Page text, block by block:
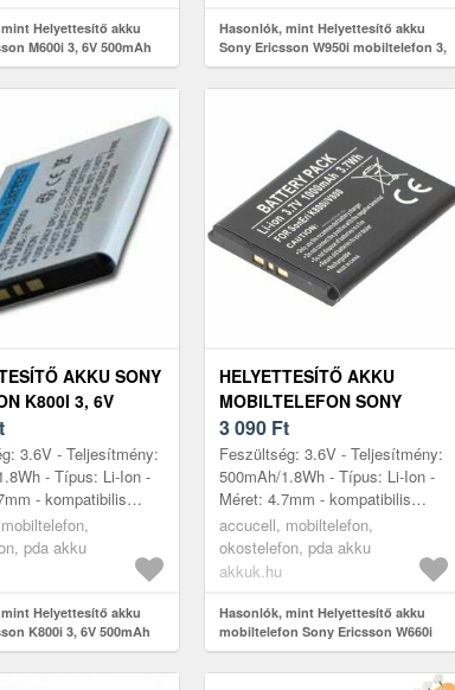
Helyettesítő akku
M600i 3, 6V 500mAh
Hasonlók, mint Helyettesítő akku
Sony Ericsson W950i mobiltelefon 3,
6V 500mAh Li-Ion
AKKU SONY
K800I 3, 6V
33
LI-ION
3.6V - Teljesítmény:
- Típus: Li-Ion -
- kompatibilis
Sony Ericsson
P990i, V80...
pda akku
Helyettesítő akku
K800i 3, 6V 500mAh
Li-Ion
HELYETTESÍTŐ AKKU
MOBILTELEFON SONY
ERICSSON W660I BST-33 3,
6V 500MAH LI-ION
3 090 Ft
Feszültség: 3.6V - Teljesítmény:
500mAh/1.8Wh - Típus: Li-Ion -
Méret: 4.7mm - kompatibilis
modellek: W660i, Sony Ericsson
W660i, K810i, K800i, M60...
accucell, mobiltelefon,
okostelefon, pda akku
akkuk.hu
Hasonlók, mint Helyettesítő akku
mobiltelefon Sony Ericsson W660i
BST-33 3, 6V 500mAh Li-Ion